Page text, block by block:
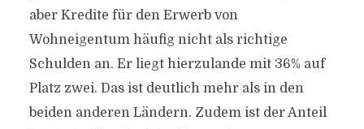
aber Kredite für den Erwerb von
Wohneigentum häufig nicht als richtige
Schulden an. Er liegt hierzulande mit 36% auf
Platz zwei. Das ist deutlich mehr als in den
beiden anderen Ländern. Zudem ist der Anteil